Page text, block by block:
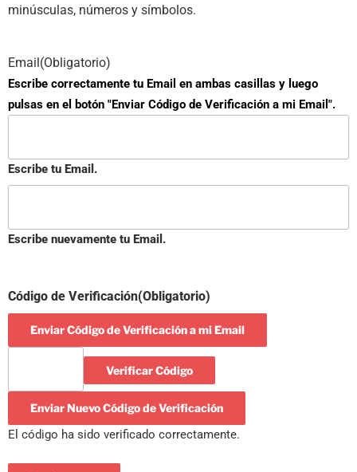
minúsculas, números y símbolos.
Email(Obligatorio)
Escribe correctamente tu Email en ambas casillas y luego
pulsas en el botón "Enviar Código de Verificación a mi Email".
Escribe tu Email.
Escribe nuevamente tu Email.
Código de Verificación(Obligatorio)
Enviar Código de Verificación a mi Email
Verificar Código
Enviar Nuevo Código de Verificación
El código ha sido verificado correctamente.